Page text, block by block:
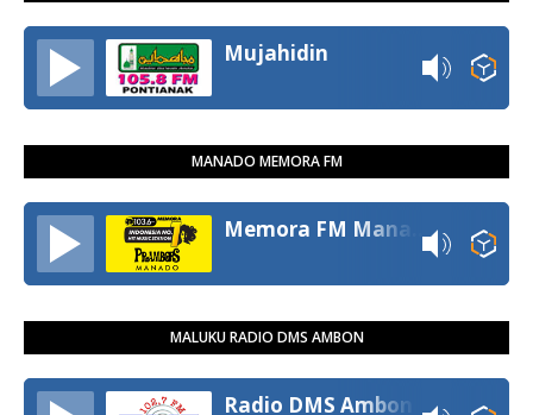
Mujahidin
MANADO MEMORA FM
MALUKU RADIO DMS AMBON
Radio DMS Ambon